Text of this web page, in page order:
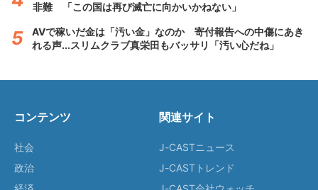
非難 「この国は再び滅亡に向かいかねない」
AVで稼いだ金は「汚い金」なのか 寄付報告への中傷にあき
れる声...スリムクラブ真栄田もバッサリ「汚い心だね」
コンテンツ
社会
政治
関連サイト
J-CASTニュース
J-CASTトレンド